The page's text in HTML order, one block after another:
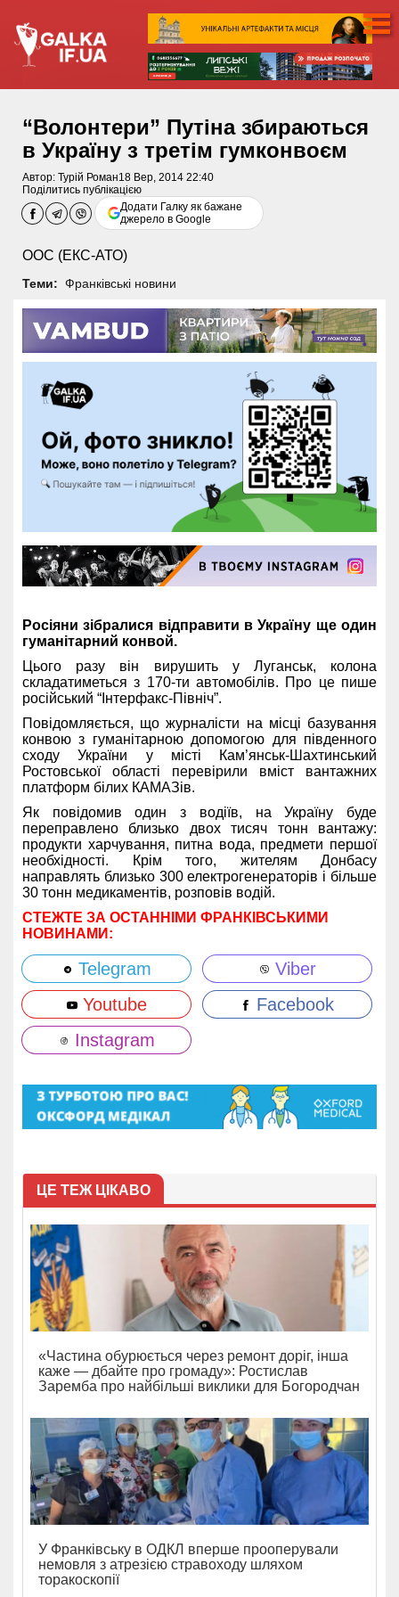
“Волонтери” Путіна збираються
в Україну з третім гумконвоєм
Автор: Турій Роман18 Вер, 2014 22:40
Поділитись публікацією
Додати Галку як бажане
джерело в Google
ООС (ЕКС-АТО)
Теми: Франківські новини
Росіяни зібралися відправити в Україну ще один
гуманітарний конвой.
Цього разу він вирушить у Луганськ, колона
складатиметься з 170-ти автомобілів. Про це пише
російський “Інтерфакс-Північ”.
Повідомляється, що журналісти на місці базування
конвою з гуманітарною допомогою для південного
сходу України у місті Кам’янськ-Шахтинський
Ростовської області перевірили вміст вантажних
платформ білих КАМАЗів.
Як повідомив один з водіїв, на Україну буде
переправлено близько двох тисяч тонн вантажу:
продукти харчування, питна вода, предмети першої
необхідності. Крім того, жителям Донбасу
направлять близько 300 електрогенераторів і більше
30 тонн медикаментів, розповів водій.
СТЕЖТЕ ЗА ОСТАННІМИ ФРАНКІВСЬКИМИ
НОВИНАМИ:
Telegram
Viber
Youtube
Facebook
Instagram
ЦЕ ТЕЖ ЦІКАВО
«Частина обурюється через ремонт доріг, інша
каже — дбайте про громаду»: Ростислав
Заремба про найбільші виклики для Богородчан
У Франківську в ОДКЛ вперше прооперували
немовля з атрезією стравоходу шляхом
торакоскопії